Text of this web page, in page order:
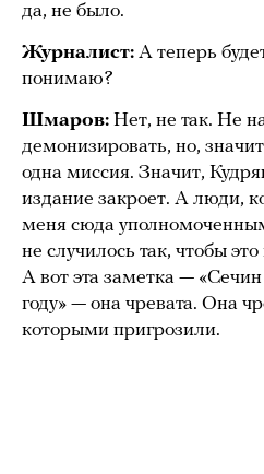
да, не было.
Журналист: А теперь
понимаю?
Шмаров: Нет, не так. Не
демонизировать, но,
одна миссия. Значит,
издание закроет. А люди,
меня сюда
не случилось так, чтобы
А вот эта заметка —
году» — она чревата. Она
которыми пригрозили.